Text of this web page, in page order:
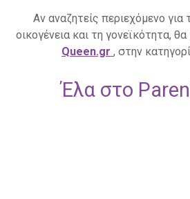
Αν αναζητείς περιεχόμενο για
οικογένεια και τη γονεϊκότητα,
Queen.gr , στην
Έλα στο